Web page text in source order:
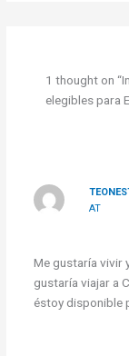
1 thought on
elegibles para
AT
Me gustaría vivir
gustaría viajar a
éstoy disponible